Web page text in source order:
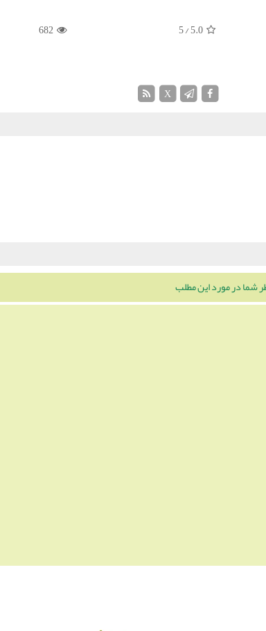
5.0
/ 5
682
X
شما در مورد این مطلب